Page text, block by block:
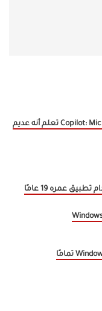
الحقيقة المرة حول Copilot: Microsoft تعلم أنه عديم
4 أسباب تدفعني لاستخدام تطبيق عمره 19 عامًا